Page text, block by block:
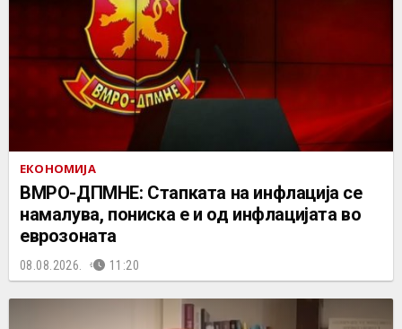
ЕКОНОМИЈА
ВМРО-ДПМНЕ: Стапката на инфлација се
намалува, пониска е и од инфлацијата во
еврозоната
08.08.2026. 11:20